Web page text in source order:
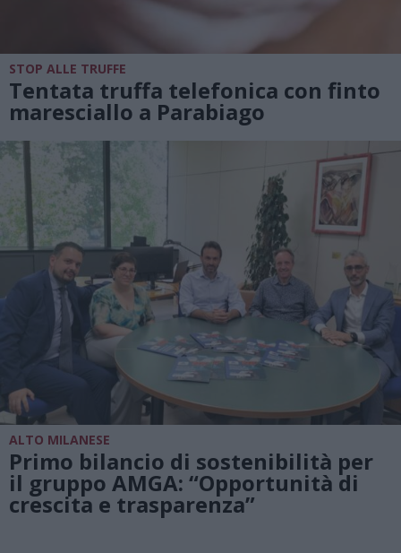
STOP ALLE TRUFFE
Tentata truffa telefonica con finto
maresciallo a Parabiago
ALTO MILANESE
Primo bilancio di sostenibilità per
il gruppo AMGA: “Opportunità di
crescita e trasparenza”